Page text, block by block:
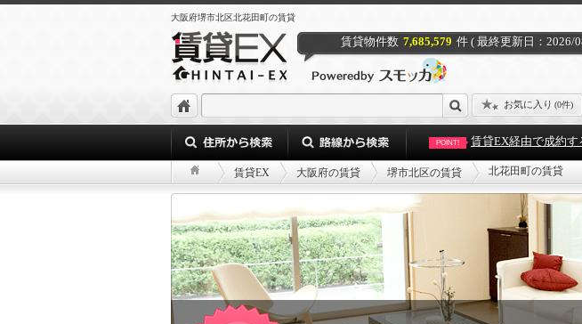
大阪府堺市北区北花田町の賃貸
賃貸物件数 7,685,579 件 ( 最終更新日：2026/
お気に入り (0件)
POINT! 賃貸EX経由で成約
賃貸EX 大阪府の賃貸 堺市北区の賃貸 北花田町の賃貸